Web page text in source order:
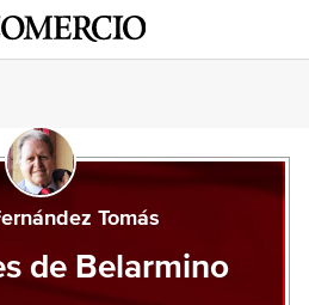
Tomás
de Belarmino